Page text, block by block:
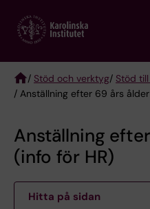
main
Breadcrumb
/ Stöd och verktyg/ Stöd
/ Anställning efter 69 års
Anställning
(info för HR)
Hitta på sidan